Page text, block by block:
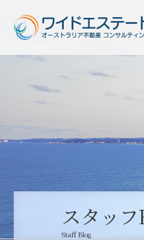
スタッ
Staff Blog